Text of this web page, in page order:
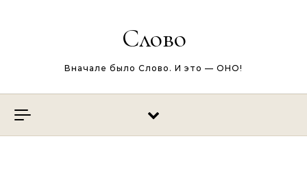
Слово
Вначале было Слово. И это — ОНО!